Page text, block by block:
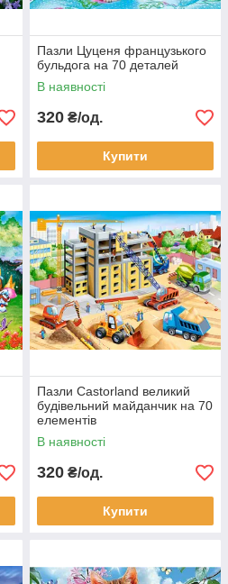
Пазли Цуценя французького
бульдога на 70 деталей
В наявності
320 ₴/од.
Купити
Пазли Castorland великий
будівельний майданчик на 70
елементів
В наявності
320 ₴/од.
Купити